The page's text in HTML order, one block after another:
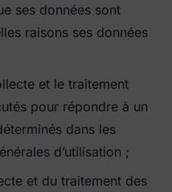
ses données sont
raisons ses données
et le traitement
pour répondre à un
dans les
d’utilisation ;
et du traitement des